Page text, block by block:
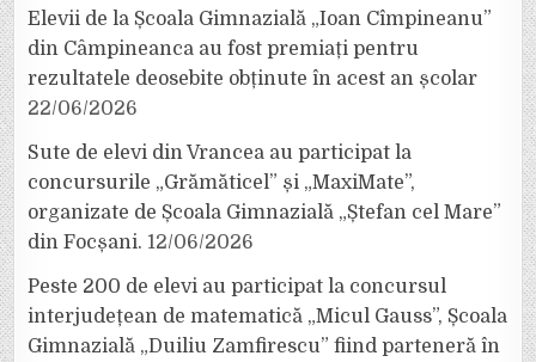
Elevii de la Școala Gimnazială „Ioan Cîmpineanu”
din Câmpineanca au fost premiați pentru
rezultatele deosebite obținute în acest an școlar
22/06/2026
Sute de elevi din Vrancea au participat la
concursurile „Grămăticel” și „MaxiMate”,
organizate de Școala Gimnazială „Ștefan cel Mare”
din Focșani. 12/06/2026
Peste 200 de elevi au participat la concursul
interjudețean de matematică „Micul Gauss”, Școala
Gimnazială „Duiliu Zamfirescu” fiind parteneră în